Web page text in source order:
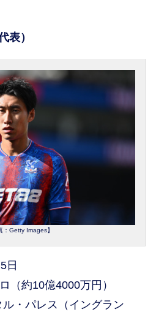
表）
：Getty Images】
日
（約10億4000万円）
・パレス（イングラン